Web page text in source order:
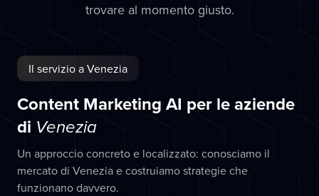
trovare al momento giusto.
Il servizio a Venezia
Content Marketing AI per le aziende
di Venezia
Un approccio concreto e localizzato: conosciamo il
mercato di Venezia e costruiamo strategie che
funzionano davvero.